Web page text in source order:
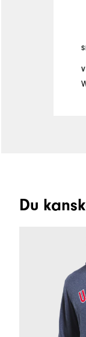
Du